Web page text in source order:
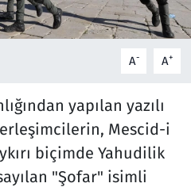
A- A+
yapılan yazılı
Mescid-i
biçimde Yahudilik
"Şofar" isimli